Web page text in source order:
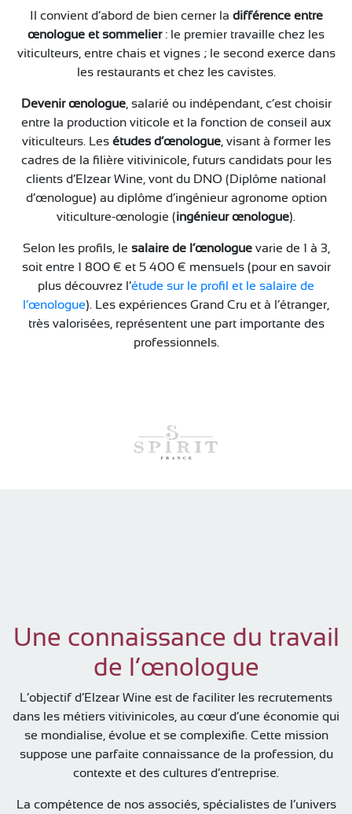
Il convient d’abord de bien cerner la différence entre
œnologue et sommelier: le premier travaille chez les
viticulteurs, entre chais et vignes ; le second exerce dans
les restaurants et chez les cavistes.
Devenir œnologue, salarié ou indépendant, c’est choisir
entre la production viticole et la fonction de conseil aux
viticulteurs. Les études d’œnologue, visant à former les
cadres de la filière vitivinicole, futurs candidats pour les
clients d’Elzear Wine, vont du DNO (Diplôme national
d’œnologue) au diplôme d’ingénieur agronome option
viticulture-œnologie (ingénieur œnologue).
Selon les profils, le salaire de l’œnologuevarie de 1 à 3,
soit entre 1 800 € et 5 400 € mensuels (pour en savoir
plus découvrez l’étude sur le profil et le salaire de
l’œnologue). Les expériences Grand Cru et à l’étranger,
très valorisées, représentent une part importante des
professionnels.
Une connaissance du travail
de l’œnologue
L’objectif d’Elzear Wine est de faciliter les recrutements
dans les métiers vitivinicoles, au cœur d’une économie qui
se mondialise, évolue et se complexifie. Cette mission
suppose une parfaite connaissance de la profession, du
contexte et des cultures d’entreprise.
La compétence de nos associés, spécialistes de l’univers